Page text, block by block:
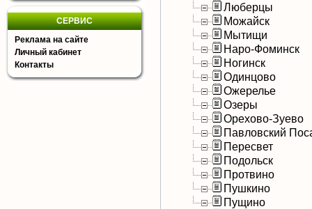
СЕРВИС
Реклама на сайте
Личный кабинет
Контакты
Люберцы
Можайск
Мытищи
Наро-Фоминск
Ногинск
Одинцово
Ожерелье
Озеры
Орехово-Зуево
Павловский
Пересвет
Подольск
Протвино
Пушкино
Пущино